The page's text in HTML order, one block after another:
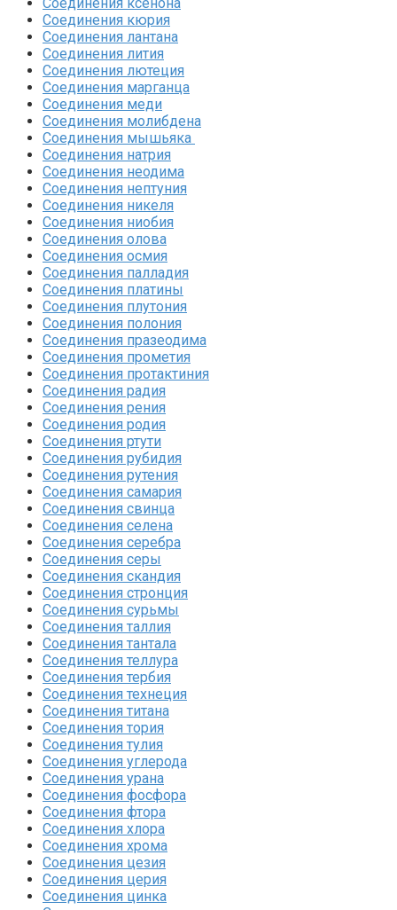
Соединения кюрия
Соединения лантана‎
Соединения лития‎
Соединения лютеция‎
Соединения марганца‎
Соединения меди
Соединения молибдена‎
Соединения мышьяка‎ ‎
Соединения натрия‎
Соединения неодима‎
Соединения нептуния‎
Соединения никеля‎
Соединения ниобия‎
Соединения олова‎
Соединения осмия‎
Соединения палладия‎
Соединения платины‎
Соединения плутония‎
Соединения полония‎
Соединения празеодима‎
Соединения прометия‎
Соединения протактиния‎
Соединения радия‎
Соединения рения‎
Соединения родия‎
Соединения ртути‎
Соединения рубидия‎
Соединения рутения‎
Соединения самария‎
Соединения свинца‎
Соединения селена‎
Соединения серебра‎
Соединения серы‎
Соединения скандия
Соединения стронция‎
Соединения сурьмы
Соединения таллия‎
Соединения тантала‎
Соединения теллура‎
Соединения тербия‎
Соединения технеция‎
Соединения титана
Соединения тория‎
Соединения тулия‎
Соединения углерода‎
Соединения урана‎
Соединения фосфора‎
Соединения фтора‎
Соединения хлора‎
Соединения хрома‎
Соединения цезия‎
Соединения церия‎
Соединения цинка‎